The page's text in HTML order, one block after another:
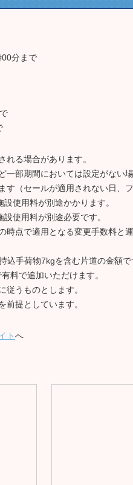
分まで
る場合があります。
部期間においては設定がない場
（セールが適用されない日、フ
使用料が別途かかります。
使用料が別途必要です。
点で適用となる変更手数料と
手荷物7kgを含む片道の金額で
料で追加いただけます。
うものとします。
提としています。
トへ